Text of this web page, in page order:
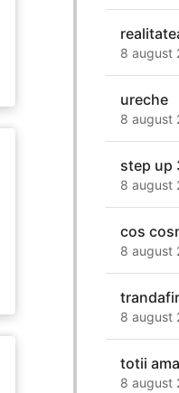
8 august
ureche
8 august
step up
8 august
cos
8 august
8 august
totii
8 august